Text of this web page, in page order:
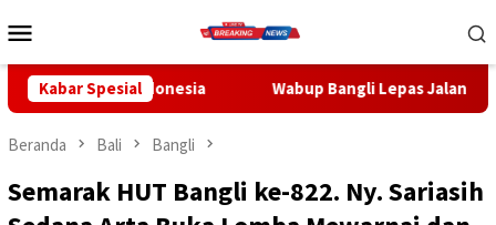
ke
Mobile
Kabar SpesialWabup Bangli Lepas Jalan Santai, Awali
Beranda Bali Bangli
Semarak HUT Bangli ke-822. Ny. Sariasih